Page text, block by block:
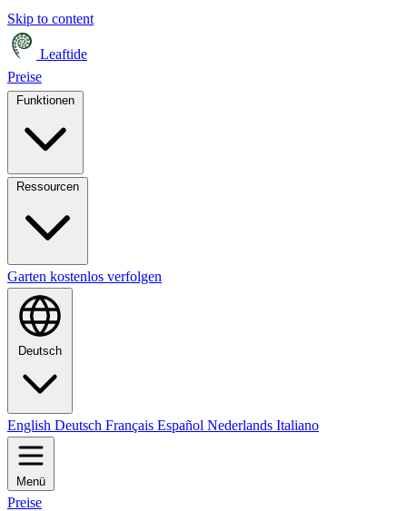
Skip to content
Leaftide
Preise
Garten kostenlos verfolgen
Deutsch
English Deutsch Français Español Nederlands Italiano
Menü
Preise